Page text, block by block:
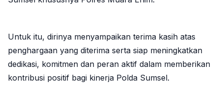
Untuk itu, dirinya menyampaikan terima kasih atas
penghargaan yang diterima serta siap meningkatkan
dedikasi, komitmen dan peran aktif dalam memberikan
kontribusi positif bagi kinerja Polda Sumsel.